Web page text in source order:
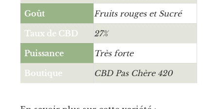
Goût Fruits rouges et Sucré
Taux de CBD 27%
Puissance Très forte
Boutique CBD Pas Chère 420